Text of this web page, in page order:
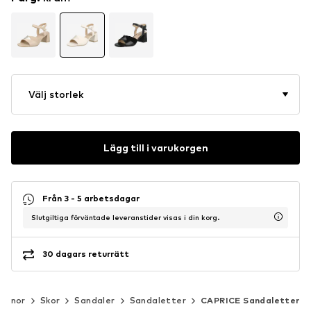
Välj storlek
Lägg till i varukorgen
Från 3 - 5 arbetsdagar
Slutgiltiga förväntade leveranstider visas i din korg.
30 dagars returrätt
Skor Sandaler Sandaletter CAPRICE Sandaletter